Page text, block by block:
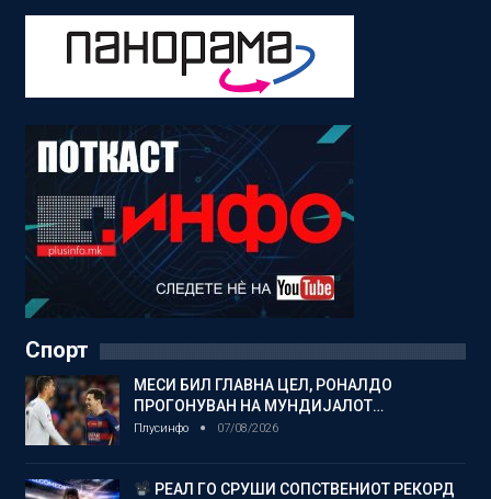
Спорт
МЕСИ БИЛ ГЛАВНА ЦЕЛ, РОНАЛДО
ПРОГОНУВАН НА МУНДИЈАЛОТ…
Плусинфо 07/08/2026
РЕАЛ ГО СРУШИ СОПСТВЕНИОТ РЕКОРД